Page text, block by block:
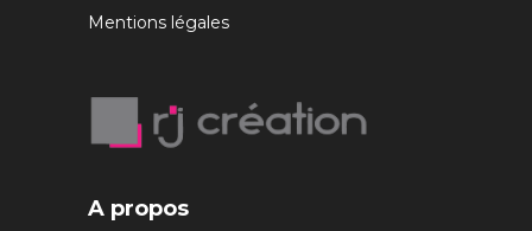
Mentions légales
A propos